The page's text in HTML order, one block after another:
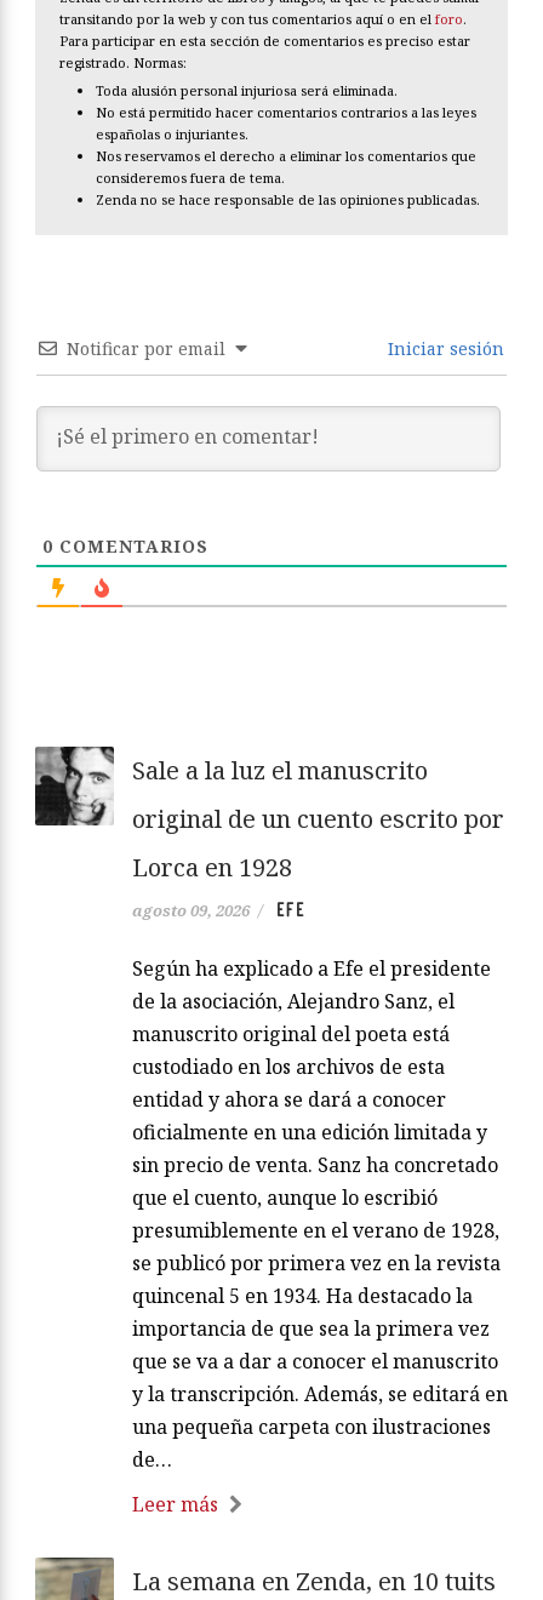
transitando por la web y con tus comentarios aquí o en el foro.
Para participar en esta sección de comentarios es preciso estar
registrado. Normas:
Toda alusión personal injuriosa será eliminada.
No está permitido hacer comentarios contrarios a las leyes
españolas o injuriantes.
Nos reservamos el derecho a eliminar los comentarios que
consideremos fuera de tema.
Zenda no se hace responsable de las opiniones publicadas.
Notificar por email Iniciar sesión
0 COMENTARIOS
Sale a la luz el manuscrito
original de un cuento escrito por
Lorca en 1928
agosto 09, 2026 / EFE
Según ha explicado a Efe el presidente
de la asociación, Alejandro Sanz, el
manuscrito original del poeta está
custodiado en los archivos de esta
entidad y ahora se dará a conocer
oficialmente en una edición limitada y
sin precio de venta. Sanz ha concretado
que el cuento, aunque lo escribió
presumiblemente en el verano de 1928,
se publicó por primera vez en la revista
quincenal 5 en 1934. Ha destacado la
importancia de que sea la primera vez
que se va a dar a conocer el manuscrito
y la transcripción. Además, se editará en
una pequeña carpeta con ilustraciones
de…
Leer más
La semana en Zenda, en 10 tuits